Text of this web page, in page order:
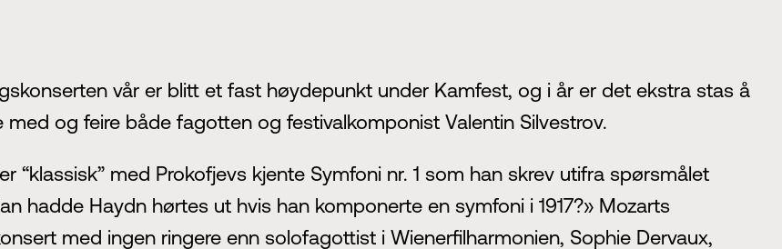
vår er blitt et fast høydepunkt under Kamfest, og i år er det ekstra stas å
og feire både fagotten og festivalkomponist Valentin Silvestrov.
“klassisk” med Prokofjevs kjente Symfoni nr. 1 som han skrev utifra spørsmålet
hadde Haydn hørtes ut hvis han komponerte en symfoni i 1917?» Mozarts
med ingen ringere enn solofagottist i Wienerfilharmonien, Sophie Dervaux,